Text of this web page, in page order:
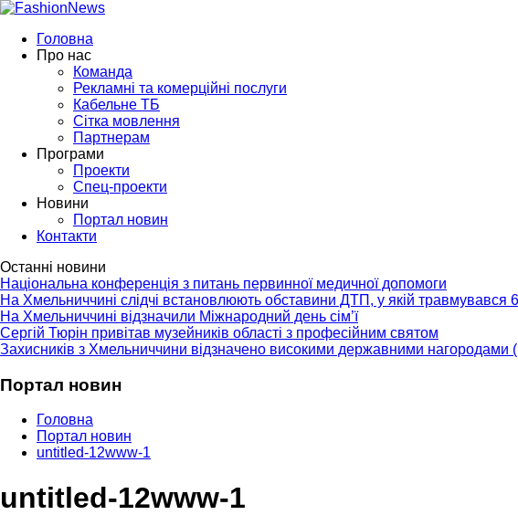
Головна
Про нас
Команда
Рекламні та комерційні послуги
Кабельне ТБ
Сітка мовлення
Партнерам
Програми
Проекти
Спец-проекти
Новини
Портал новин
Контакти
Останні новини
Національна конференція з питань первинної медичної допомоги
На Хмельниччині слідчі встановлюють обставини ДТП, у якій травмувався
На Хмельниччині відзначили Міжнародний день сім’ї
Сергій Тюрін привітав музейників області з професійним святом
Захисників з Хмельниччини відзначено високими державними нагородами
Портал новин
Головна
Портал новин
untitled-12www-1
untitled-12www-1